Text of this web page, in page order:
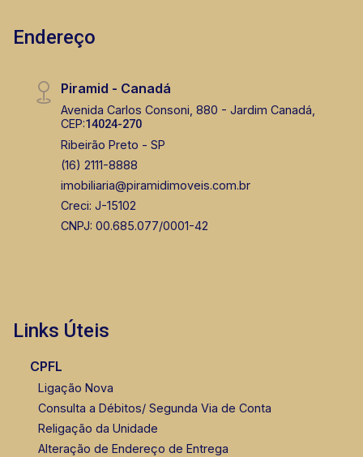
Fátima Spadaro
CRECI 119074 - Venda
Corretor(a) Online
CORRETOR DE PLANTÃO
(16) 98119-7226
Corretor(a) Online
Endereço
Piramid - Canadá
Avenida Carlos Consoni, 880 - Jardim Canadá,
CEP:14024-270
Ribeirão Preto - SP
(16) 2111-8888
imobiliaria@piramidimoveis.com.br
Creci: J-15102
CNPJ: 00.685.077/0001-42
Links Úteis
CPFL
Ligação Nova
Consulta a Débitos/ Segunda Via de Conta
Religação da Unidade
Alteração de Endereço de Entrega